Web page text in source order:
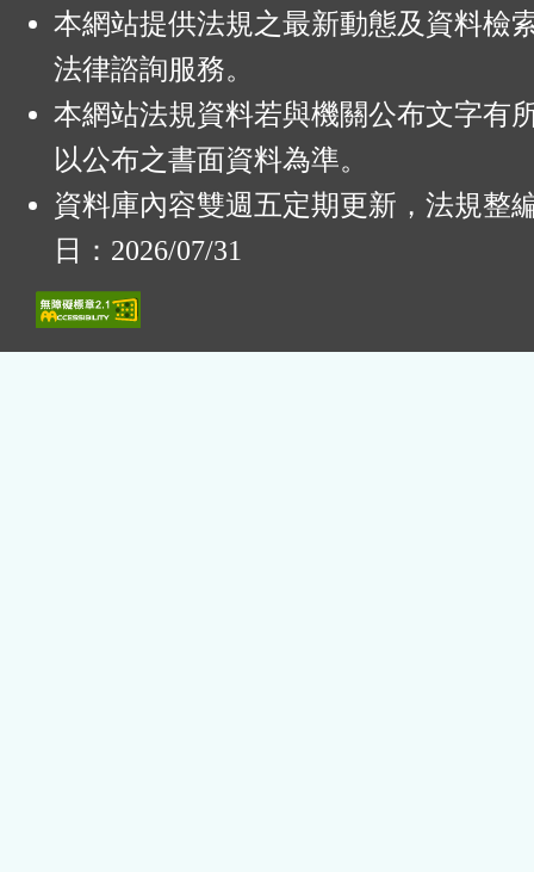
本網站提供法規之最新動態及資料檢
法律諮詢服務。
本網站法規資料若與機關公布文字有
以公布之書面資料為準。
資料庫內容雙週五定期更新，法規整
日：2026/07/31